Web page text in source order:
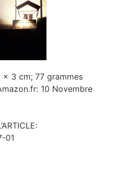
x 3 cm; 77 grammes
10 Novembre
01